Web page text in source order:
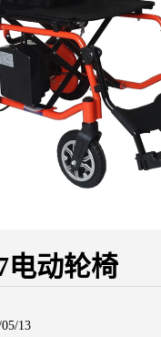
动轮椅
13